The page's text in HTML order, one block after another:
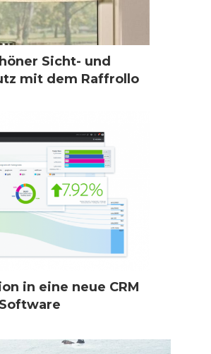
Sicht- und
mit dem Raffrollo
in eine neue CRM
Software